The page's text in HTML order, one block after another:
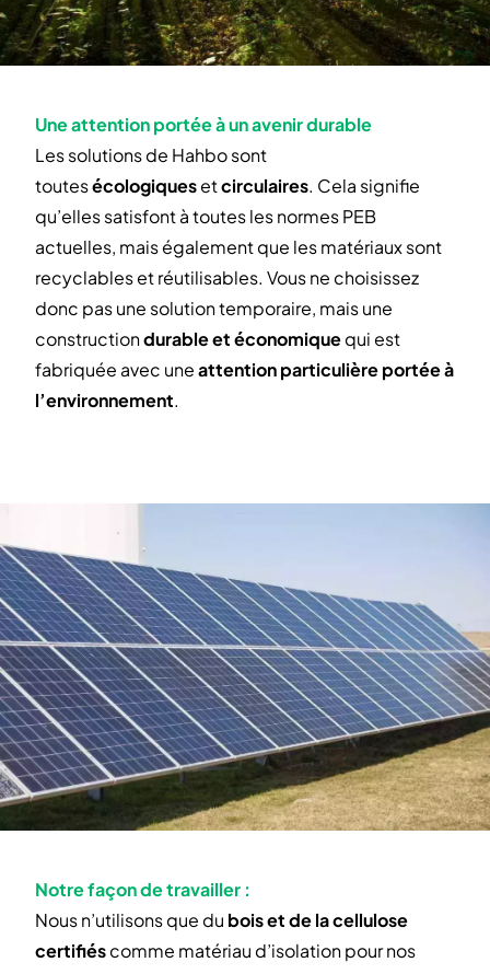
Une attention portée à un avenir durable
Les solutions de Hahbo sont
toutesécologiquesetcirculaires. Cela signifie
qu’elles satisfont à toutes les normes PEB
actuelles, mais également que les matériaux sont
recyclables et réutilisables. Vous ne choisissez
donc pas une solution temporaire, mais une
constructiondurable et économiquequi est
fabriquée avec uneattention particulière portée à
l’environnement.
Notre façon de travailler :
Nous n’utilisons que du bois et de la cellulose
certifiéscomme matériau d’isolation pour nos